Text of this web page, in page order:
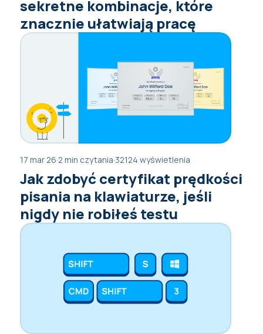
sekretne kombinacje, które
znacznie ułatwiają pracę
17 mar 26·2 min czytania·32124 wyświetlenia
Jak zdobyć certyfikat prędkości
pisania na klawiaturze, jeśli
nigdy nie robiłeś testu